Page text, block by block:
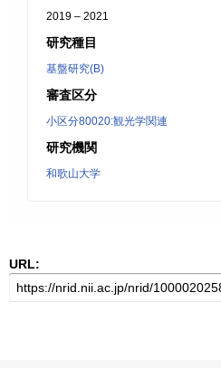
2019 – 2021
研究種目
基盤研究(B)
審査区分
小区分80020:観光学関連
研究機関
和歌山大学
URL: